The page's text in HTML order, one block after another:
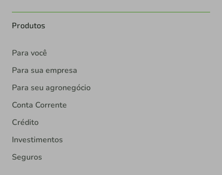
Produtos
Para você
Para sua empresa
Para seu agronegócio
Conta Corrente
Crédito
Investimentos
Seguros